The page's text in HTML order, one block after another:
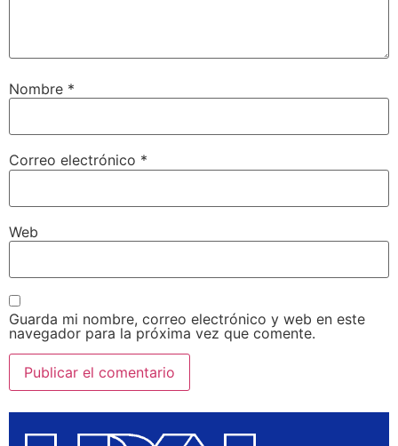
Nombre *
Correo electrónico *
Web
Guarda mi nombre, correo electrónico y web en este
navegador para la próxima vez que comente.